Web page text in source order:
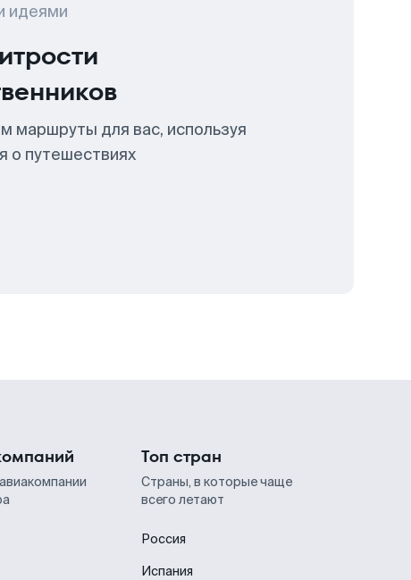
идеями
маршруты для вас, используя
о путешествиях
Топ стран
Страны, в которые чаще
всего летают
Россия
Испания